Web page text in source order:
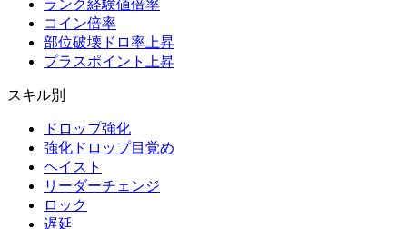
ランク経験値倍率
コイン倍率
部位破壊ドロ率上昇
プラスポイント上昇
スキル別
ドロップ強化
強化ドロップ目覚め
ヘイスト
リーダーチェンジ
ロック
遅延